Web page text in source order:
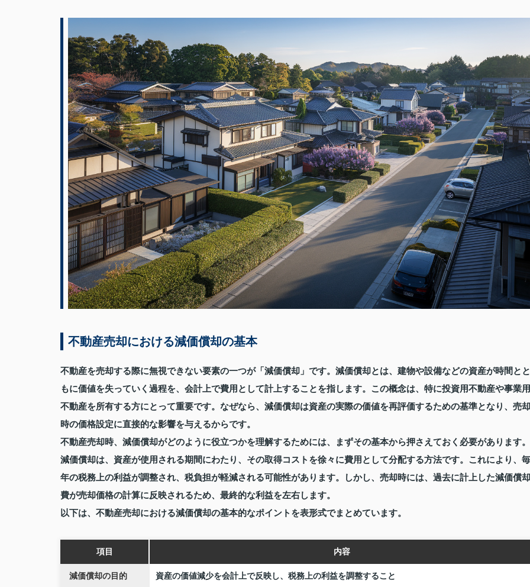
不動産売却における減価償却の基本
不動産を売却する際に無視できない要素の一つが「減価償却」です。減価償却とは、建物や設備などの資産が時間とと
もに価値を失っていく過程を、会計上で費用として計上することを指します。この概念は、特に投資用不動産や事業用
不動産を所有する方にとって重要です。なぜなら、減価償却は資産の実際の価値を再評価するための基準となり、売却
時の価格設定に直接的な影響を与えるからです。
不動産売却時、減価償却がどのように役立つかを理解するためには、まずその基本から押さえておく必要があります。
減価償却は、資産が使用される期間にわたり、その取得コストを徐々に費用として分配する方法です。これにより、毎
年の税務上の利益が調整され、税負担が軽減される可能性があります。しかし、売却時には、過去に計上した減価償却
費が売却価格の計算に反映されるため、最終的な利益を左右します。
以下は、不動産売却における減価償却の基本的なポイントを表形式でまとめています。
項目 内容
減価償却の目的 資産の価値減少を会計上で反映し、税務上の利益を調整すること